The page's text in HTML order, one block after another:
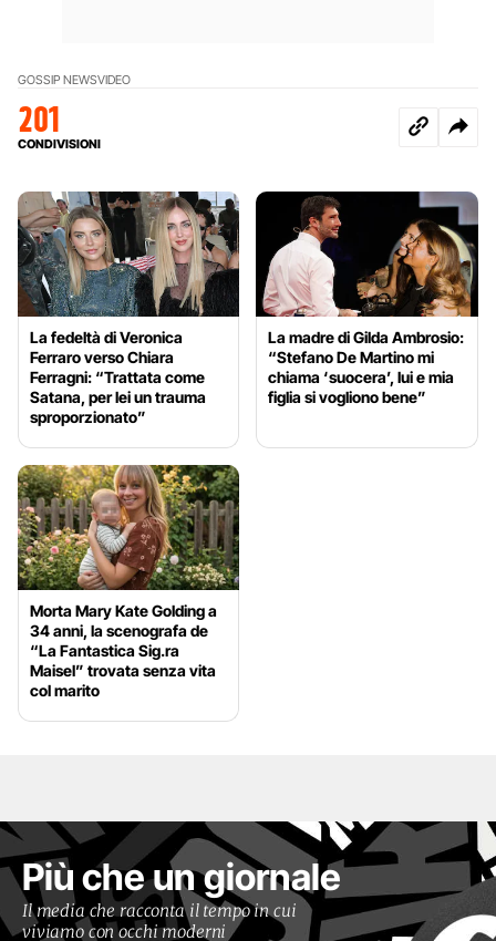
GOSSIP NEWSVIDEO
201
CONDIVISIONI
La fedeltà di Veronica
Ferraro verso Chiara
Ferragni: “Trattata come
Satana, per lei un trauma
sproporzionato”
La madre di Gilda Ambrosio:
“Stefano De Martino mi
chiama ‘suocera’, lui e mia
figlia si vogliono bene”
Morta Mary Kate Golding a
34 anni, la scenografa de
“La Fantastica Sig.ra
Maisel” trovata senza vita
col marito
Più che un giornale
Il media che racconta il tempo in cui
viviamo con occhi moderni